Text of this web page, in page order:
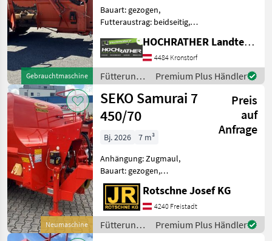
anzeigen
MODELL
SAMURAI
7
500/150
MARKTPLATZ
Marktplatz Händlerangebote
Gebrauchtmaschine
Bauart: gezogen,
Futteraustrag: beidseitig,
horizontal, Mischsystem:
Schnecken, Entnahmefräse,
Stützfuß, Wiegeeinrichtung
Gebrauchtmaschine Seko
Samurai 5
HOCHRATHER Landtechnik GmbH
4484 Kronstorf
Fütterungstechnik
/ Seko
Premium Plus Händler
Neumaschine
SEKO Samurai 7
450/70
Preis
auf
Anfrage
Bj. 2026
7 m³
Anhängung: Zugmaul,
Bauart: gezogen,
Futteraustrag: beidseitig,
Misch-Anordnung:
horizontal, Mischsystem:
Schnecken,
Wiegeeinrichtung,
Rotschne Josef KG
4240 Freistadt
Fütterungstechnik
/ Seko
Premium Plus Händler